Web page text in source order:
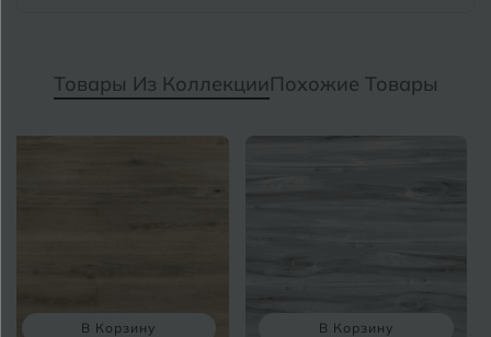
Товары Из КоллекцииПохожие Товары
В Корзину В Корзину